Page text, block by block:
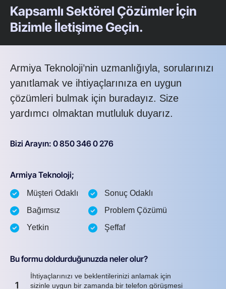
Kapsamlı Sektörel Çözümler İçin
Bizimle İletişime Geçin.
Armiya Teknoloji’nin uzmanlığıyla, sorularınızı
yanıtlamak ve ihtiyaçlarınıza en uygun
çözümleri bulmak için buradayız. Size
yardımcı olmaktan mutluluk duyarız.
Bizi Arayın: 0 850 346 0 276
Armiya Teknoloji;
Müşteri Odaklı
Bağımsız
Yetkin
Sonuç Odaklı
Problem Çözümü
Şeffaf
Bu formu doldurduğunuzda neler olur?
1
İhtiyaçlarınızı ve beklentilerinizi anlamak için
sizinle uygun bir zamanda bir telefon görüşmesi